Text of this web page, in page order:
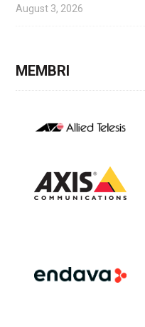
August 3, 2026
MEMBRI